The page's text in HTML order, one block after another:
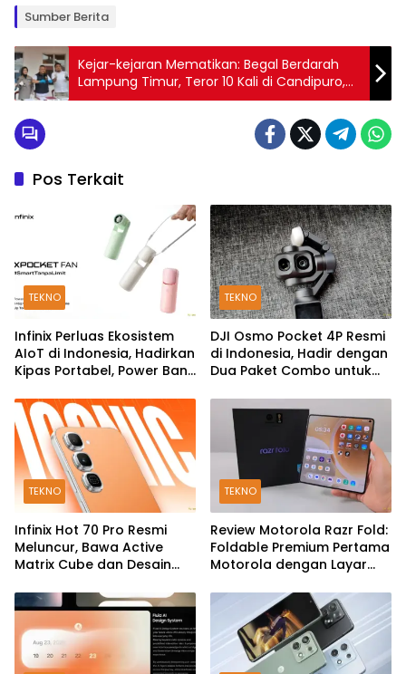
Sumber Berita
Kejar-kejaran Mematikan: Begal Berdarah
Lampung Timur, Teror 10 Kali di Candipuro,
Sidomulyo, Sekampung Udik, dan Pasir Sakti
Pos Terkait
TEKNO
Infinix Perluas Ekosistem
AIoT di Indonesia, Hadirkan
Kipas Portabel, Power Bank
TEKNO
DJI Osmo Pocket 4P Resmi
di Indonesia, Hadir dengan
Dua Paket Combo untuk
TEKNO
Infinix Hot 70 Pro Resmi
Meluncur, Bawa Active
Matrix Cube dan Desain
TEKNO
Review Motorola Razr Fold:
Foldable Premium Pertama
Motorola dengan Layar
Baterai 6000mAh